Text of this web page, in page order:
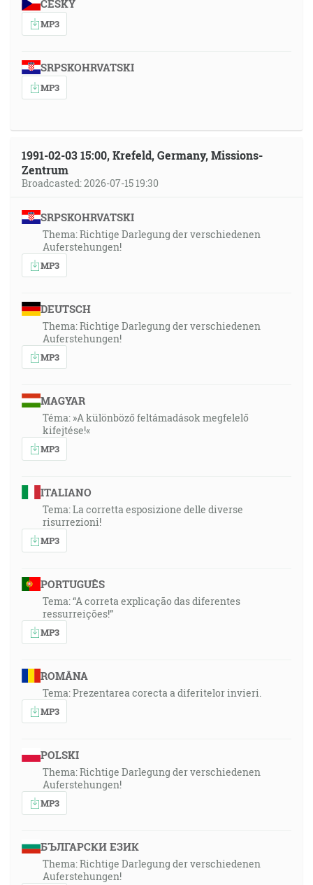
ČESKY
MP3
SRPSKOHRVATSKI
MP3
1991-02-03 15:00, Krefeld, Germany, Missions-
Zentrum
Broadcasted: 2026-07-15 19:30
SRPSKOHRVATSKI
Thema: Richtige Darlegung der verschiedenen
Auferstehungen!
MP3
DEUTSCH
Thema: Richtige Darlegung der verschiedenen
Auferstehungen!
MP3
MAGYAR
Téma: »A különböző feltámadások megfelelő
kifejtése!«
MP3
ITALIANO
Tema: La corretta esposizione delle diverse
risurrezioni!
MP3
PORTUGUÊS
Tema: “A correta explicação das diferentes
ressurreições!”
MP3
ROMÂNA
Tema: Prezentarea corecta a diferitelor invieri.
MP3
POLSKI
Thema: Richtige Darlegung der verschiedenen
Auferstehungen!
MP3
БЪЛГАРСКИ ЕЗИК
Thema: Richtige Darlegung der verschiedenen
Auferstehungen!